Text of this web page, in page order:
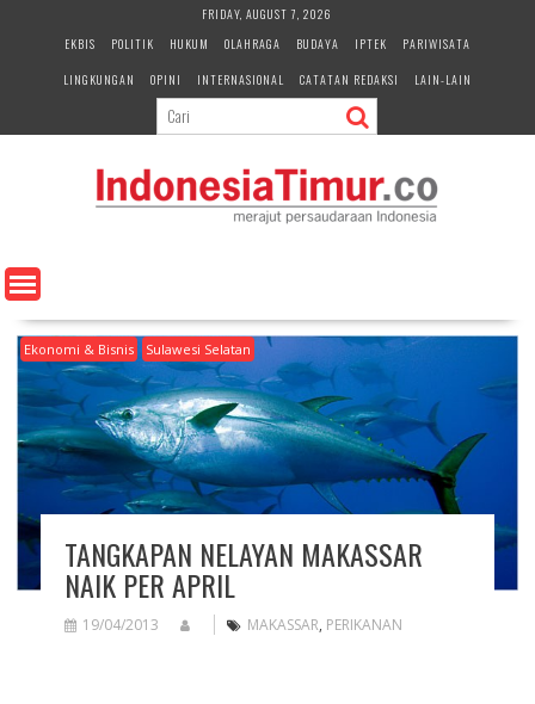
e
n
FRIDAY, AUGUST 7, 2026
EKBIS
POLITIK HUKUM OLAHRAGA BUDAYA IPTEK
PARIWISATA
LINGKUNGAN
OPINI INTERNASIONAL CATATAN REDAKSI LAIN-LAIN
Ekonomi & Bisnis Sulawesi Selatan
TANGKAPAN NELAYAN MAKASSAR
NAIK PER APRIL
19/04/2013 MAKASSAR, PERIKANAN